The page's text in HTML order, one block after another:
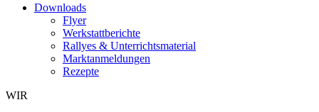
Downloads
Flyer
Werkstattberichte
Rallyes & Unterrichtsmaterial
Marktanmeldungen
Rezepte
WIR